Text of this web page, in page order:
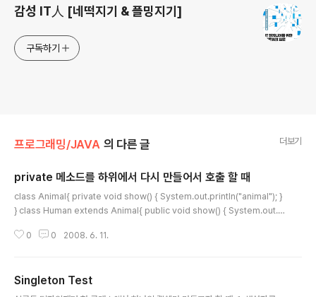
감성 IT人 [네떡지기 & 플밍지기]
구독하기
프로그래밍/JAVA 의 다른 글 더보기
private 메소드를 하위에서 다시 만들어서 호출 할 때
class Animal{ private void show() { System.out.println("animal"); }
} class Human extends Animal{ public void show() { System.out.p
[]) { Animal a = new Human(); a.show(); } } compile error : show() h
가 생성된 Human show()에 접근하겠지만, ..
0 0 2008. 6. 11.
Singleton Test